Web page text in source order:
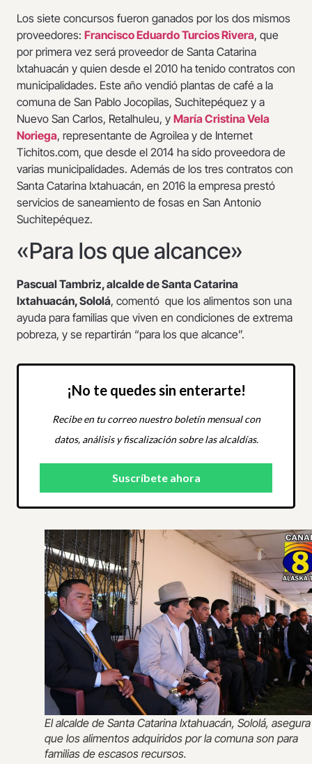
Los siete concursos fueron ganados por los dos mismos
proveedores: Francisco Eduardo Turcios Rivera, que
por primera vez será proveedor de Santa Catarina
Ixtahuacán y quien desde el 2010 ha tenido contratos con
municipalidades. Este año vendió plantas de café a la
comuna de San Pablo Jocopilas, Suchitepéquez y a
Nuevo San Carlos, Retalhuleu, y María Cristina Vela
Noriega, representante de Agroilea y de Internet
Tichitos.com, que desde el 2014 ha sido proveedora de
varias municipalidades. Además de los tres contratos con
Santa Catarina Ixtahuacán, en 2016 la empresa prestó
servicios de saneamiento de fosas en San Antonio
Suchitepéquez.
«Para los que alcance»
Pascual Tambriz, alcalde de Santa Catarina
Ixtahuacán, Sololá, comentó que los alimentos son una
ayuda para familias que viven en condiciones de extrema
pobreza, y se repartirán “para los que alcance”.
¡No te quedes sin enterarte!
Recibe en tu correo nuestro boletín mensual con
datos, análisis y fiscalización sobre las alcaldías.
El alcalde de Santa Catarina Ixtahuacán, Sololá, asegura
que los alimentos adquiridos por la comuna son para
familias de escasos recursos.